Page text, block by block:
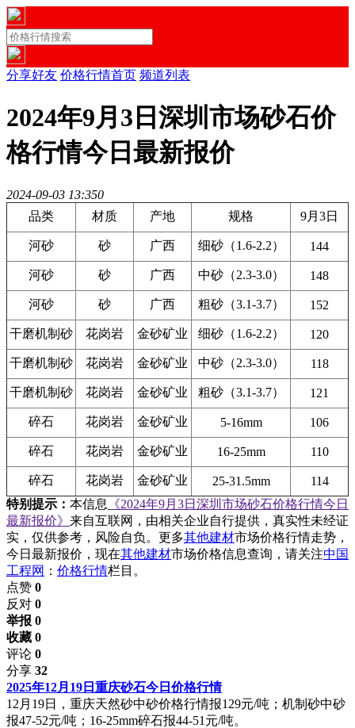
分享好友 价格行情首页 频道列表
2024年9月3日深圳市场砂石价
格行情今日最新报价
2024-09-03 13:350
品类
材质 产地 规格 9月3日
河砂 砂 广西 细砂（1.6-2.2） 144
河砂 砂 广西 中砂（2.3-3.0） 148
河砂 砂 广西 粗砂（3.1-3.7） 152
干磨机制砂 花岗岩 金砂矿业 细砂（1.6-2.2） 120
干磨机制砂 花岗岩 金砂矿业 中砂（2.3-3.0） 118
干磨机制砂 花岗岩 金砂矿业 粗砂（3.1-3.7） 121
碎石 花岗岩 金砂矿业 5-16mm 106
碎石 花岗岩 金砂矿业 16-25mm 110
碎石 花岗岩 金砂矿业 25-31.5mm
114
特别提示： 本信息
《2024年9月3日深圳市场砂石价格行情今日
最新报价》 来自互联网，由相关企业自行提供，真实性未经证
实，仅供参考，风险自负。更多其他建材市场价格行情走势，
今日最新报价，现在其他建材市场价格信息查询，请关注中国
工程网 ： 价格行情栏目。
点赞 0
反对 0
举报 0
收藏 0
评论 0
分享 32
2025年12月19日重庆砂石今日价格行情
12月19日，重庆天然砂中砂价格行情报129元/吨；机制砂中砂
报47-52元/吨；16-25mm碎石报44-51元/吨。